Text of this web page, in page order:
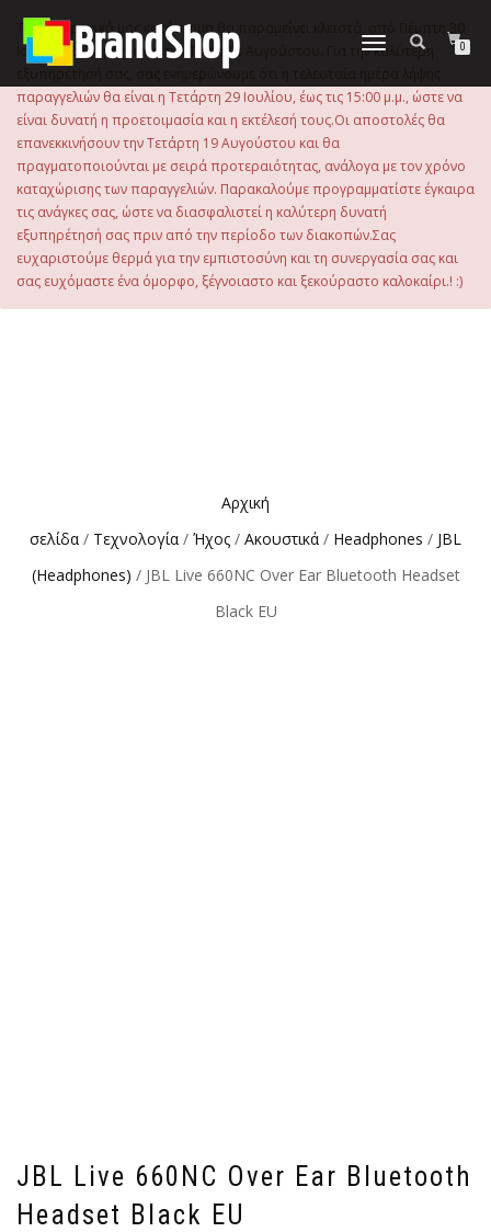
περιεχόμενο
Εναλλαγή
0
Το ηλεκτρονικό μας κατάστημα θα παραμείνει κλειστό, από Πέμπτη 30
Ιουλίου 2026 μέχρι και την Τρίτη 18 Αυγούστου. Για την καλύτερη
εξυπηρέτησή σας, σας ενημερώνουμε ότι η τελευταία ημέρα λήψης
παραγγελιών θα είναι η Τετάρτη 29 Ιουλίου, έως τις 15:00 μ.μ., ώστε να
είναι δυνατή η προετοιμασία και η εκτέλεσή τους.Οι αποστολές θα
επανεκκινήσουν την Τετάρτη 19 Αυγούστου και θα
πραγματοποιούνται με σειρά προτεραιότητας, ανάλογα με τον χρόνο
καταχώρισης των παραγγελιών. Παρακαλούμε προγραμματίστε έγκαιρα
τις ανάγκες σας, ώστε να διασφαλιστεί η καλύτερη δυνατή
εξυπηρέτησή σας πριν από την περίοδο των διακοπών.Σας
ευχαριστούμε θερμά για την εμπιστοσύνη και τη συνεργασία σας και
σας ευχόμαστε ένα όμορφο, ξέγνοιαστο και ξεκούραστο καλοκαίρι.! :)
Αρχική
σελίδα / Τεχνολογία / Ήχος / Ακουστικά / Headphones / JBL
(Headphones) / JBL Live 660NC Over Ear Bluetooth Headset
Black EU
JBL Live 660NC Over Ear Bluetooth
Headset Black EU